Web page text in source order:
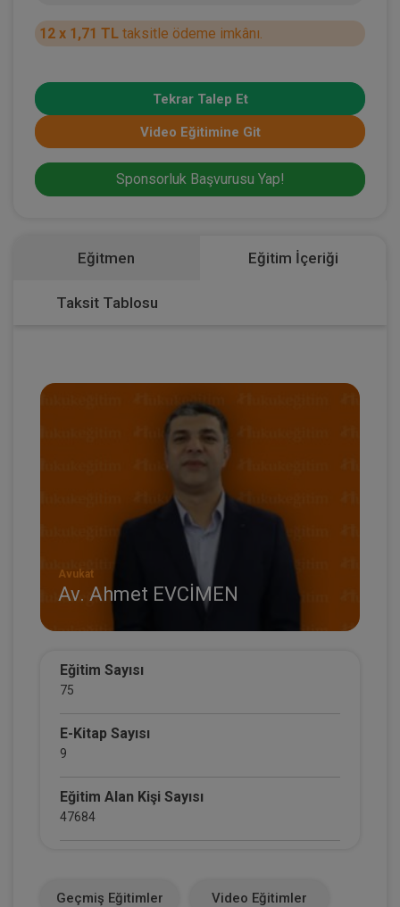
12 x 1,71 TL taksitle ödeme imkânı.
Tekrar Talep Et
Video Eğitimine Git
Sponsorluk Başvurusu Yap!
Eğitmen Eğitim İçeriği
Taksit Tablosu
Avukat
Av. Ahmet EVCİMEN
Eğitim Sayısı
75
E-Kitap Sayısı
9
Eğitim Alan Kişi Sayısı
47684
Geçmiş Eğitimler Video Eğitimler